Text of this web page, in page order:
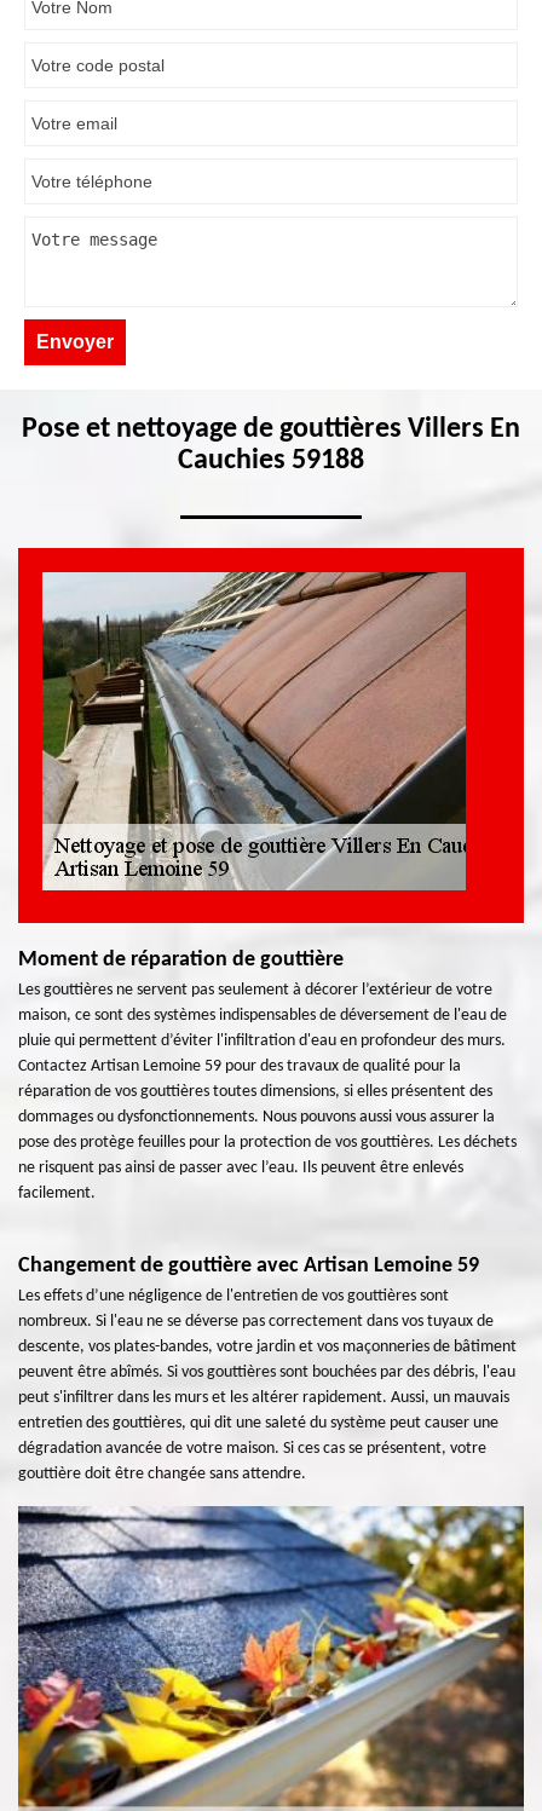
Pose et nettoyage de gouttières Villers En
Cauchies 59188
Moment de réparation de gouttière
Les gouttières ne servent pas seulement à décorer l’extérieur de votre
maison, ce sont des systèmes indispensables de déversement de l'eau de
pluie qui permettent d’éviter l'infiltration d'eau en profondeur des murs.
Contactez Artisan Lemoine 59 pour des travaux de qualité pour la
réparation de vos gouttières toutes dimensions, si elles présentent des
dommages ou dysfonctionnements. Nous pouvons aussi vous assurer la
pose des protège feuilles pour la protection de vos gouttières. Les déchets
ne risquent pas ainsi de passer avec l’eau. Ils peuvent être enlevés
facilement.
Changement de gouttière avec Artisan Lemoine 59
Les effets d’une négligence de l'entretien de vos gouttières sont
nombreux. Si l'eau ne se déverse pas correctement dans vos tuyaux de
descente, vos plates-bandes, votre jardin et vos maçonneries de bâtiment
peuvent être abîmés. Si vos gouttières sont bouchées par des débris, l'eau
peut s'infiltrer dans les murs et les altérer rapidement. Aussi, un mauvais
entretien des gouttières, qui dit une saleté du système peut causer une
dégradation avancée de votre maison. Si ces cas se présentent, votre
gouttière doit être changée sans attendre.